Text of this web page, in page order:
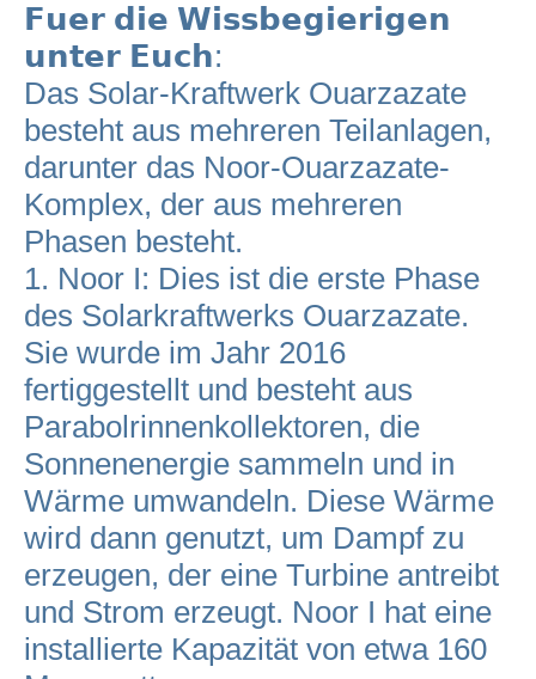
𝗙𝘂𝗲𝗿 𝗱𝗶𝗲 𝗪𝗶𝘀𝘀𝗯𝗲𝗴𝗶𝗲𝗿𝗶𝗴𝗲𝗻
𝘂𝗻𝘁𝗲𝗿 𝗘𝘂𝗰𝗵:
Das Solar-Kraftwerk Ouarzazate
besteht aus mehreren Teilanlagen,
darunter das Noor-Ouarzazate-
Komplex, der aus mehreren
Phasen besteht.
1. Noor I: Dies ist die erste Phase
des Solarkraftwerks Ouarzazate.
Sie wurde im Jahr 2016
fertiggestellt und besteht aus
Parabolrinnenkollektoren, die
Sonnenenergie sammeln und in
Wärme umwandeln. Diese Wärme
wird dann genutzt, um Dampf zu
erzeugen, der eine Turbine antreibt
und Strom erzeugt. Noor I hat eine
installierte Kapazität von etwa 160